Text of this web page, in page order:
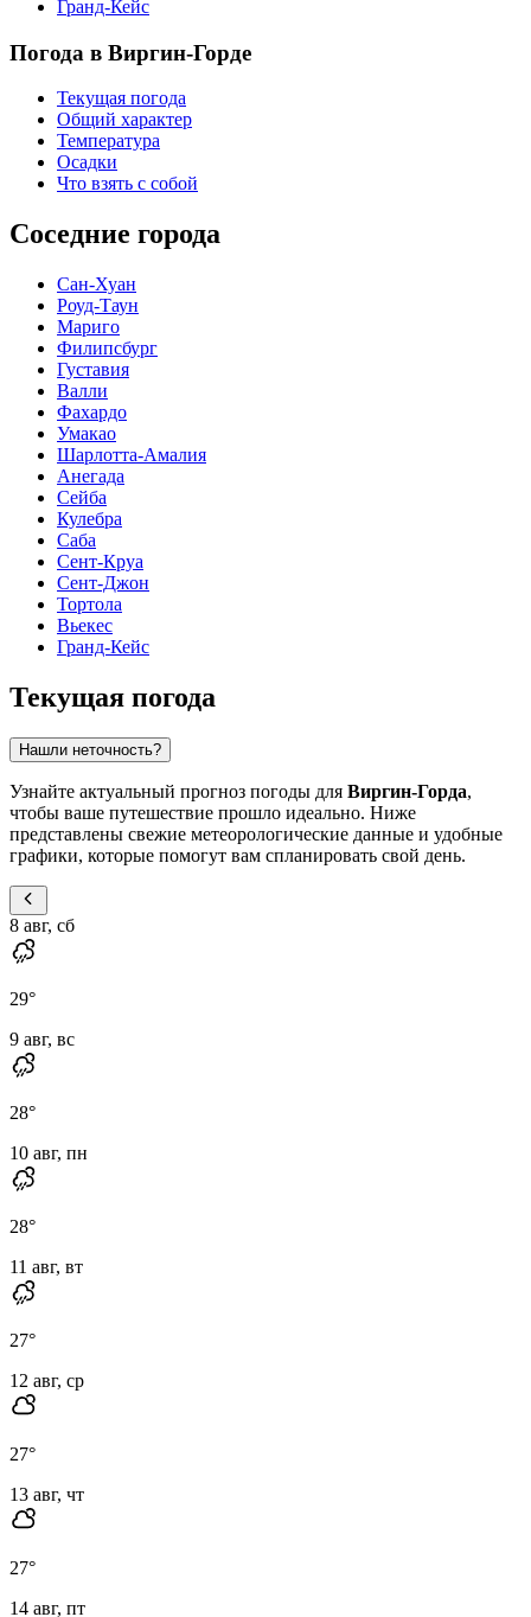
Гранд-Кейс
Погода в Виргин-Горде
Текущая погода
Общий характер
Температура
Осадки
Что взять с собой
Соседние города
Сан-Хуан
Роуд-Таун
Мариго
Филипсбург
Густавия
Валли
Фахардо
Умакао
Шарлотта-Амалия
Анегада
Сейба
Кулебра
Саба
Сент-Круа
Сент-Джон
Тортола
Вьекес
Гранд-Кейс
Текущая погода
Нашли неточность?
Узнайте актуальный прогноз погоды для Виргин-Горда,
чтобы ваше путешествие прошло идеально. Ниже
представлены свежие метеорологические данные и удобные
графики, которые помогут вам спланировать свой день.
8 авг, сб
29°
9 авг, вс
28°
10 авг, пн
28°
11 авг, вт
27°
12 авг, ср
27°
13 авг, чт
27°
14 авг, пт